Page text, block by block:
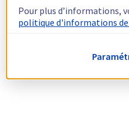
Pour plus d’informations,
politique d'informations